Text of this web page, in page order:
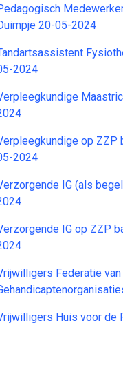
20-05-2024
2024
op ZZP
2024
IG (als
IG op ZZP
Federatie van
Huis voor de